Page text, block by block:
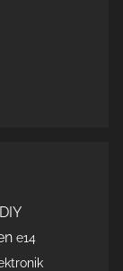
DIY
e14